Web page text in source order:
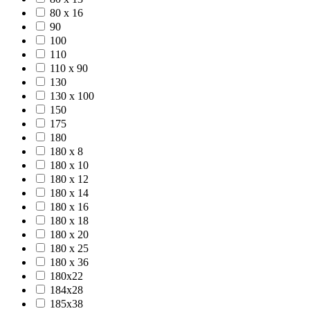
80 x 16
90
100
110
110 x 90
130
130 x 100
150
175
180
180 x 8
180 x 10
180 x 12
180 x 14
180 x 16
180 x 18
180 x 20
180 x 25
180 x 36
180x22
184x28
185x38